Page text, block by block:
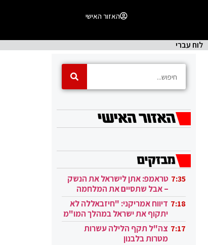
האזור האישי
לוח עברי
7:35 טראמפ: אתן לישראל את הנשק
– אבל שתסיים את המלחמה
בעזה 7:18 דיווח אמריקני: "חיזבאללה לא
יתקוף את ישראל במהלך המו"מ
בקטאר" 7:17 צה"ל תקף הלילה עשרות
מטרות בלבנון